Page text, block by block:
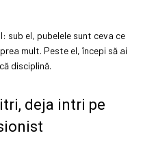
sub el, pubelele sunt ceva ce
mult. Peste el, începi să ai
disciplină.
deja intri pe